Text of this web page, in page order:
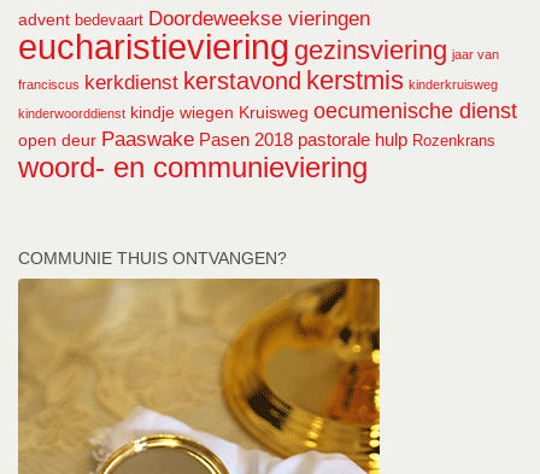
advent bedevaart Doordeweekse vieringen
eucharistieviering gezinsviering jaar van
franciscus kerkdienst kerstavond kerstmis kinderkruisweg
kinderwoorddienst kindje wiegen Kruisweg oecumenische dienst
open deur Paaswake Pasen 2018 pastorale hulp Rozenkrans
woord- en communieviering
COMMUNIE THUIS ONTVANGEN?